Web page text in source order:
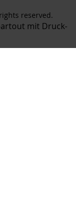
reserved.
mit Druck-